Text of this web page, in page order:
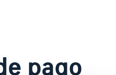
pago